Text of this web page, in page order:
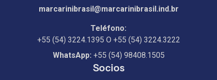
marcarinibrasil@marcarinibrasil.ind.br
Teléfono:
+55 (54) 3224.1395 O +55 (54) 3224.3222
WhatsApp: +55 (54) 98408.1505
Socios